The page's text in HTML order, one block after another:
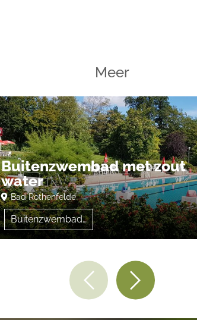
Meer
Buitenzwembad met zout
water
Bad Rothenfelde
Buitenzwembaden